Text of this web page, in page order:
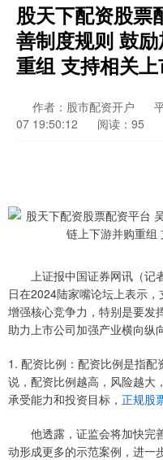
股天下配资股票
善制度规则 鼓
重组 支持相关
作者：股市配资开户
07 19:50:12
阅读：95
上证报中国证券网讯（记
日在2024陆家嘴论坛上表示
增强核心竞争力，特别是要发
助力上市公司加强产业横向纵
1. 配资比例：配资比例是指
说，配资比例越高，风险越大
承受能力和投资目标， 正规股
他透露，证监会将加快完
动形成更多的示范案例，进一